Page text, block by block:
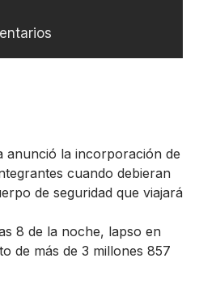
anunció la incorporación de
cuando debieran
de seguridad que viajará
8 de la noche, lapso en
de más de 3 millones 857